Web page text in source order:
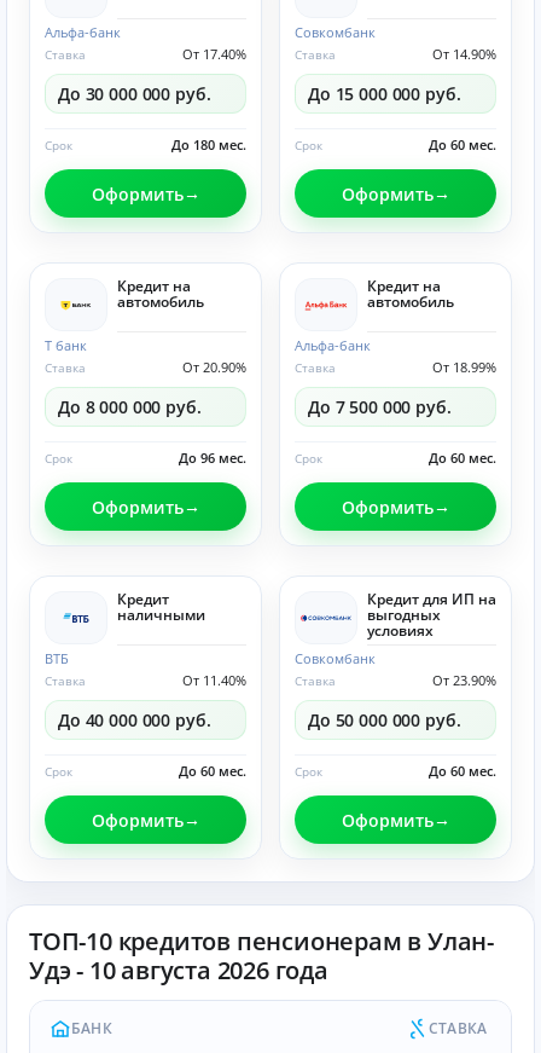
Альфа-банк
От 17.40%
Ставка
До 30 000 000 руб.
До 180 мес.
Срок
Оформить
Совкомбанк
От 14.90%
Ставка
До 15 000 000 руб.
До 60 мес.
Срок
Оформить
Кредит на
автомобиль
Т банк
От 20.90%
Ставка
До 8 000 000 руб.
До 96 мес.
Срок
Оформить
Кредит на
автомобиль
Альфа-банк
От 18.99%
Ставка
До 7 500 000 руб.
До 60 мес.
Срок
Оформить
Кредит
наличными
ВТБ
От 11.40%
Ставка
До 40 000 000 руб.
До 60 мес.
Срок
Оформить
Кредит для ИП на
выгодных
условиях
Совкомбанк
От 23.90%
Ставка
До 50 000 000 руб.
До 60 мес.
Срок
Оформить
ТОП-10 кредитов пенсионерам в Улан-
Удэ - 10 августа 2026 года
БАНК СТАВКА